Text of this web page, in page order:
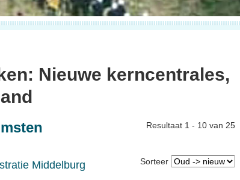
Nieuwe kerncentrales,
Resultaat 1 - 10 van 25
Sorteer
Middelburg